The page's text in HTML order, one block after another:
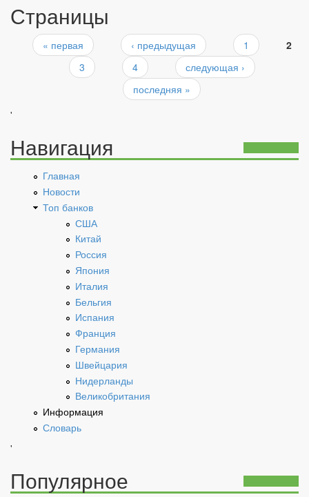
Страницы
« первая ‹ предыдущая 1
2
3
4
следующая ›
последняя »
'
Навигация
Главная
Новости
Топ банков
США
Китай
Россия
Япония
Италия
Бельгия
Испания
Франция
Германия
Швейцария
Нидерланды
Великобритания
Информация
Словарь
'
Популярное